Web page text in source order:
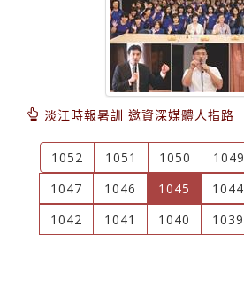
淡江時報暑訓 邀資深媒體人指路
1052 1051 1050 1049
1047
1046 1045 (current)
1044
1042
1041 1040 1039